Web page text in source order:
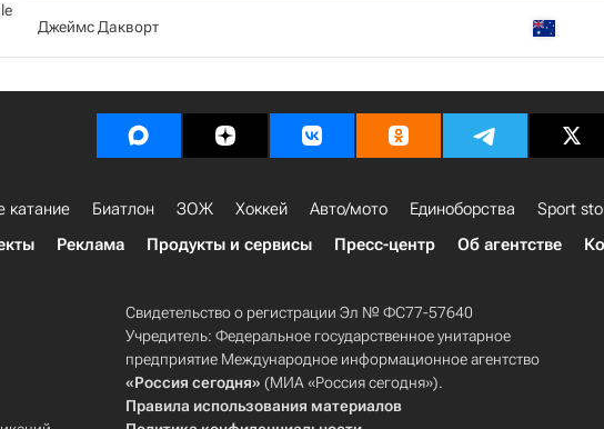
Джеймс Дакворт
катание Биатлон ЗОЖ Хоккей Авто/мото Единоборства Sport
Реклама Продукты и сервисы Пресс-центр Об агентстве
Свидетельство о регистрации Эл № ФС77-57640
Учредитель: Федеральное государственное унитарное
предприятие Международное информационное агентство
«Россия сегодня» (МИА «Россия сегодня»).
Правила использования материалов